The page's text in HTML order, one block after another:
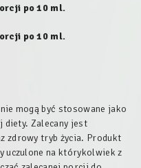
po 10 ml.
po 10 ml.
mogą być stosowane jako
diety. Zalecany jest
zdrowy tryb życia. Produkt
uczulone na którykolwiek z